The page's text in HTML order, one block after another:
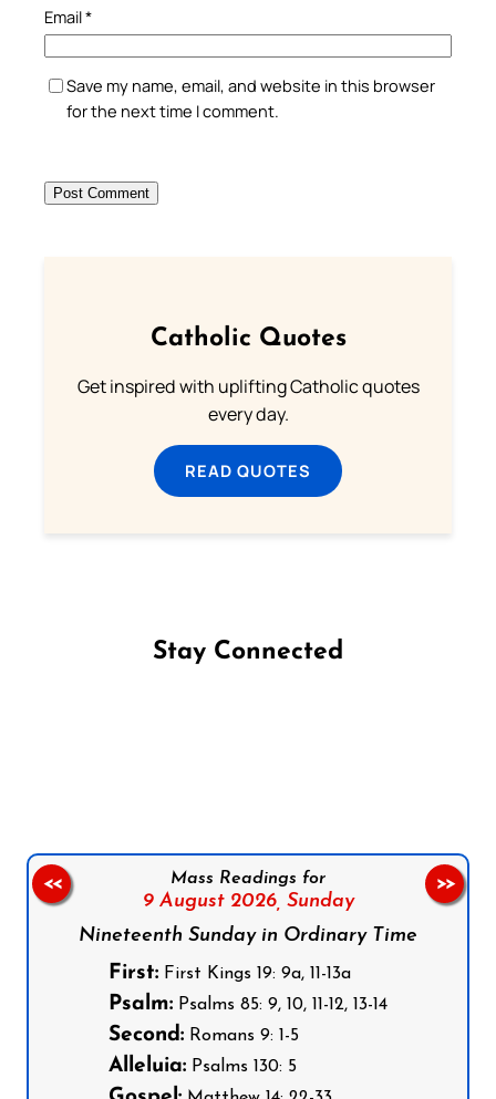
Email*
Save my name, email, and website in this browser
for the next time I comment.
Catholic Quotes
Get inspired with uplifting Catholic quotes
every day.
READ QUOTES
Stay Connected
Mass Readings for
9 August 2026, Sunday
Nineteenth Sunday in Ordinary Time
First: First Kings 19: 9a, 11-13a
Psalm: Psalms 85: 9, 10, 11-12, 13-14
Second: Romans 9: 1-5
Alleluia: Psalms 130: 5
<< >>